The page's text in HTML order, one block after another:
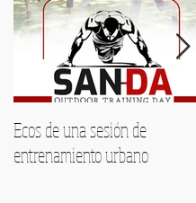
Ecos de una sesión de
entrenamiento urbano